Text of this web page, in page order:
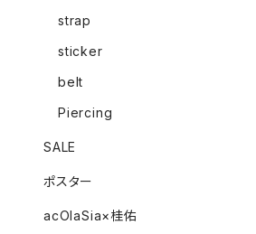
strap
sticker
belt
Piercing
SALE
ポスター
acOlaSia×桂佑